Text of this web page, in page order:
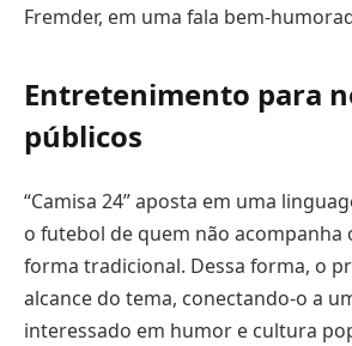
Fremder, em uma fala bem-
Entretenimento para
públicos
“Camisa 24” aposta em uma
o futebol de quem não acompanha
forma tradicional. Dessa forma, o
alcance do tema, conectando-o a
interessado em humor e cultura